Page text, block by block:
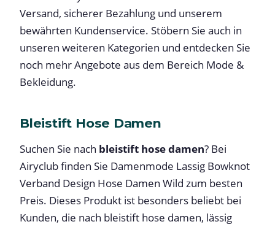
Versand, sicherer Bezahlung und unserem
bewährten Kundenservice. Stöbern Sie auch in
unseren weiteren Kategorien und entdecken Sie
noch mehr Angebote aus dem Bereich Mode &
Bekleidung.
Bleistift Hose Damen
Suchen Sie nach bleistift hose damen? Bei
Airyclub finden Sie Damenmode Lassig Bowknot
Verband Design Hose Damen Wild zum besten
Preis. Dieses Produkt ist besonders beliebt bei
Kunden, die nach bleistift hose damen, lässig